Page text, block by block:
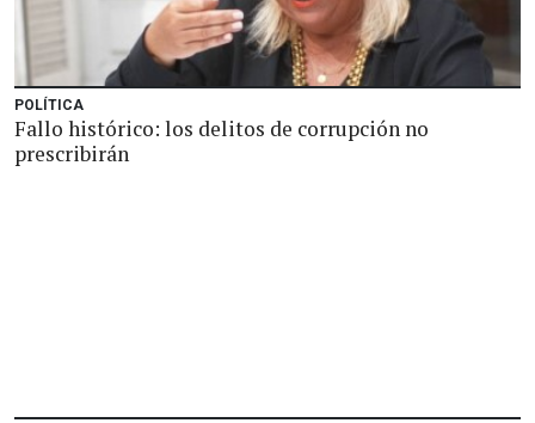
POLÍTICA
Fallo histórico: los delitos de corrupción no
prescribirán